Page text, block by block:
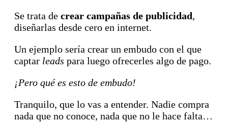
Se trata de crear campañas de publicidad,
diseñarlas desde cero en internet.
Un ejemplo sería crear un embudo con el que
captar leads para luego ofrecerles algo de pago.
¡Pero qué es esto de embudo!
Tranquilo, que lo vas a entender. Nadie compra
nada que no conoce, nada que no le hace falta…